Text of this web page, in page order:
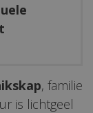
, familie
is lichtgeel